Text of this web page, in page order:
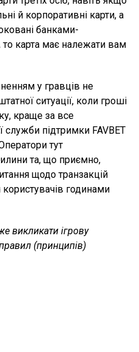
й корпоративні карти, а
банками-
карта має належати вам
у гравців не
ситуації, коли гроші
краще за все
служби підтримки FAVBET
тут
та, що приємно,
щодо транзакцій
годинами
викликати ігрову
(принципів)